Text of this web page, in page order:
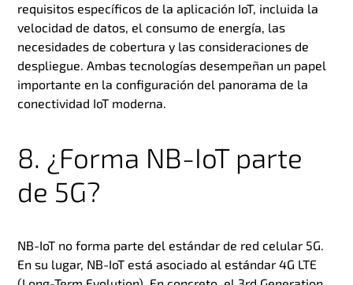
requisitos específicos de la aplicación IoT, incluida la
velocidad de datos, el consumo de energía, las
necesidades de cobertura y las consideraciones de
despliegue. Ambas tecnologías desempeñan un papel
importante en la configuración del panorama de la
conectividad IoT moderna.
8. ¿Forma NB-IoT parte
de 5G?
NB-IoT no forma parte del estándar de red celular 5G.
En su lugar, NB-IoT está asociado al estándar 4G LTE